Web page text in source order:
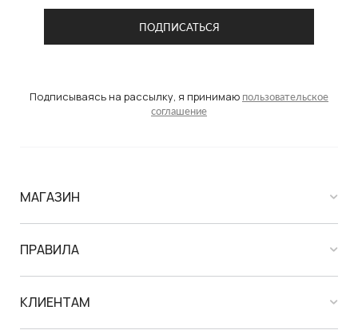
Подписываясь на рассылку, я принимаю пользовательское
соглашение
МАГАЗИН
ПРАВИЛА
КЛИЕНТАМ